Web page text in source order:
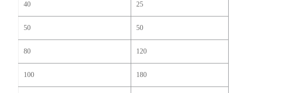
40 25
50 50
80 120
100 180